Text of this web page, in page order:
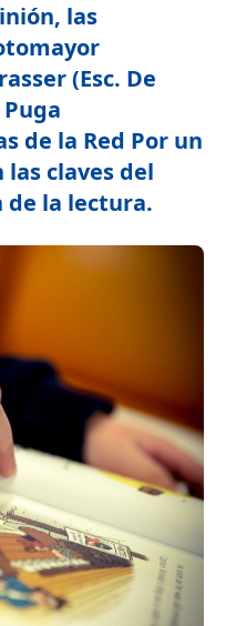
las
(Esc. De
de la Red Por un
las claves del
de la lectura.